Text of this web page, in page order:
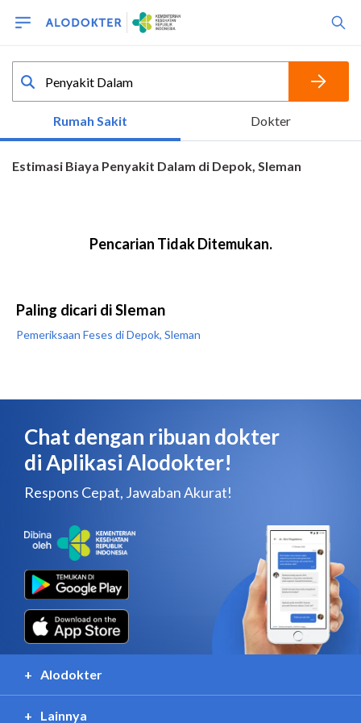
Paling dicari di Sleman
Pemeriksaan Feses di Depok, Sleman